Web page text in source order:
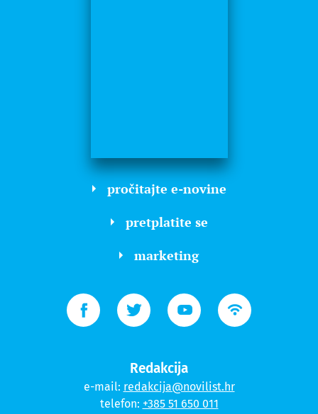
pročitajte e-novine
pretplatite se
marketing
Redakcija
e-mail: redakcija@novilist.hr
telefon: +385 51 650 011